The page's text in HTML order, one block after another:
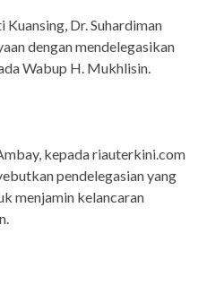
Dr. Suhardiman
dengan mendelegasikan
Wabup H. Mukhlisin.
kepada riauterkini.com
pendelegasian yang
menjamin kelancaran